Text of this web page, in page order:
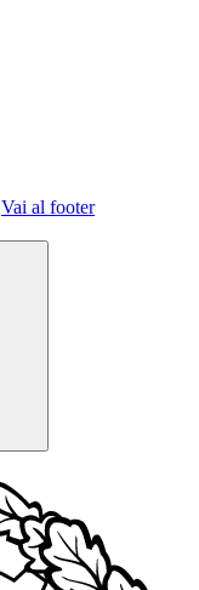
Vai al footer